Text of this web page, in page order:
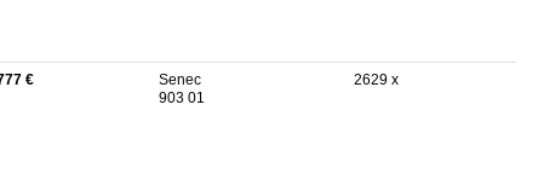
€
Senec
903 01
2629 x